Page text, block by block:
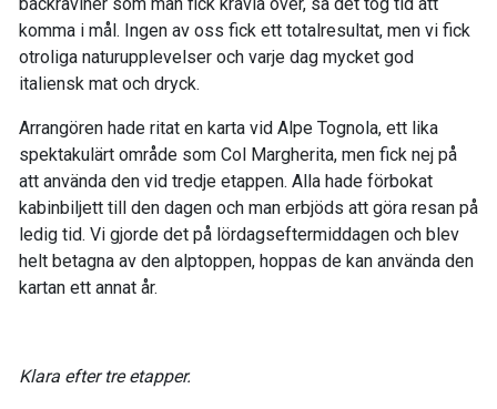
komma i mål. Ingen av oss fick ett totalresultat, men vi fick
otroliga naturupplevelser och varje dag mycket god
italiensk mat och dryck.
Arrangören hade ritat en karta vid Alpe Tognola, ett lika
spektakulärt område som Col Margherita, men fick nej på
att använda den vid tredje etappen. Alla hade förbokat
kabinbiljett till den dagen och man erbjöds att göra resan på
ledig tid. Vi gjorde det på lördagseftermiddagen och blev
helt betagna av den alptoppen, hoppas de kan använda den
kartan ett annat år.
Klara efter tre etapper.